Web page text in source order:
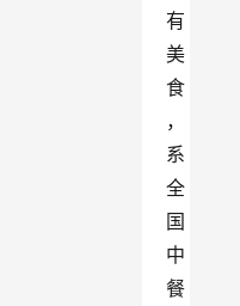
有
美
食
，
系
全
国
中
餐